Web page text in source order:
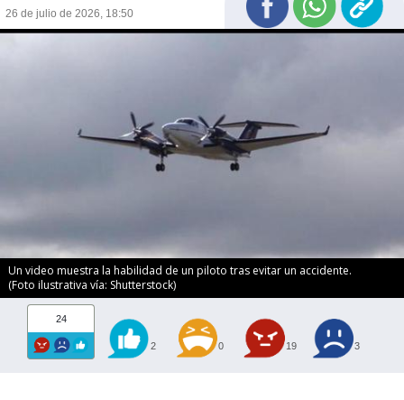
26 de julio de 2026, 18:50
Un video muestra la habilidad de un piloto tras evitar un accidente.
(Foto ilustrativa vía: Shutterstock)
24
2 0 19 3